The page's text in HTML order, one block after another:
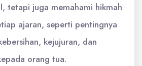
tetapi juga memahami hikmah
ajaran, seperti pentingnya
kejujuran, dan
orang tua.